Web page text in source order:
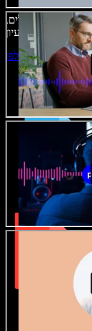
כבר לא מוגבלים,
התחילו ליצור באולפן